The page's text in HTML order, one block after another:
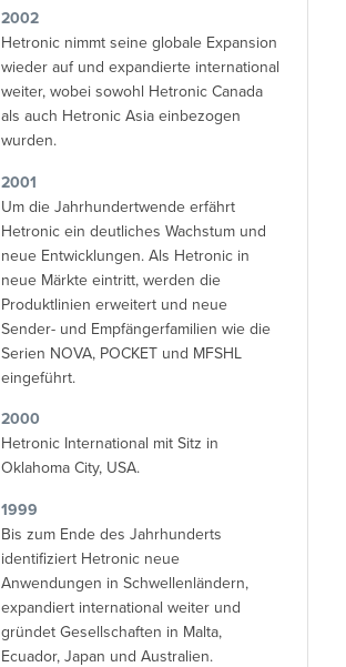
2002
Hetronic nimmt seine globale Expansion
wieder auf und expandierte international
weiter, wobei sowohl Hetronic Canada
als auch Hetronic Asia einbezogen
wurden.
2001
Um die Jahrhundertwende erfährt
Hetronic ein deutliches Wachstum und
neue Entwicklungen. Als Hetronic in
neue Märkte eintritt, werden die
Produktlinien erweitert und neue
Sender- und Empfängerfamilien wie die
Serien NOVA, POCKET und MFSHL
eingeführt.
2000
Hetronic International mit Sitz in
Oklahoma City, USA.
1999
Bis zum Ende des Jahrhunderts
identifiziert Hetronic neue
Anwendungen in Schwellenländern,
expandiert international weiter und
gründet Gesellschaften in Malta,
Ecuador, Japan und Australien.